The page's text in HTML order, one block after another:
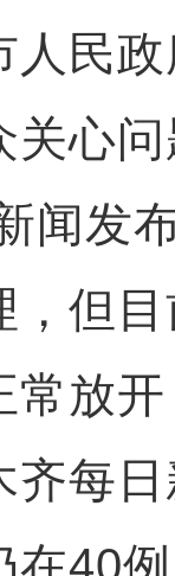
人民
关心
发布
，但
放开
齐每
在40